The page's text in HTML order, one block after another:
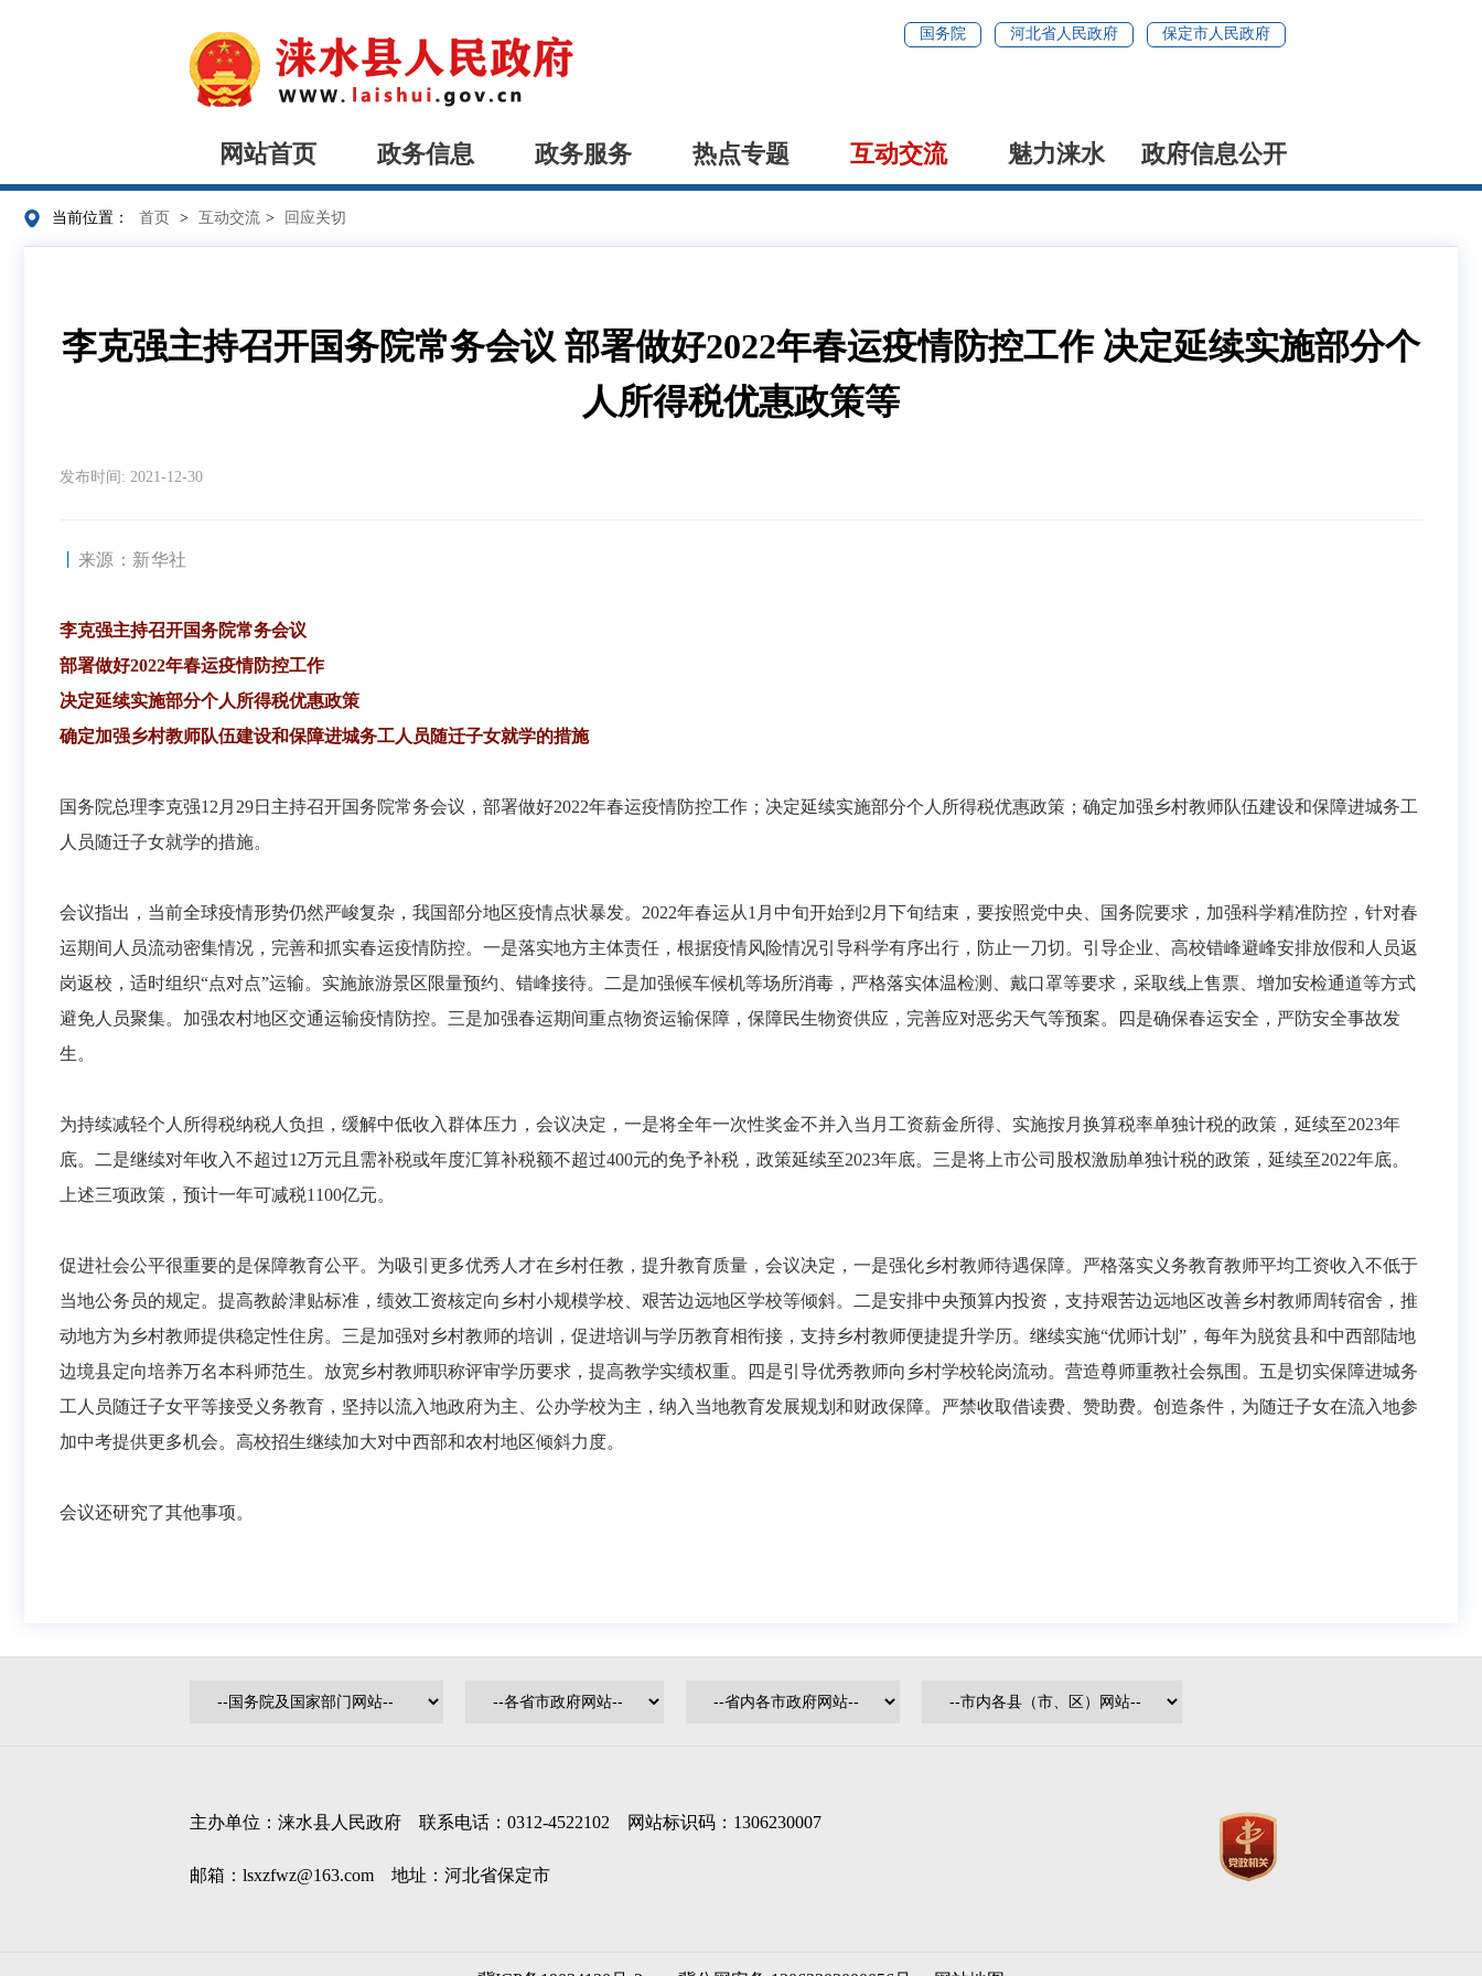
国务院 河北省人民政府 保定市人民政府
网站首页 政务信息 政务服务 热点专题 互动交流 魅力涞水 政府信息公开
当前位置： 首页 > 互动交流 > 回应关切
李克强主持召开国务院常务会议 部署做好2022年春运疫情防控工作 决定延续实施部分个
人所得税优惠政策等
发布时间: 2021-12-30
来源：新华社
李克强主持召开国务院常务会议
部署做好2022年春运疫情防控工作
决定延续实施部分个人所得税优惠政策
确定加强乡村教师队伍建设和保障进城务工人员随迁子女就学的措施
国务院总理李克强12月29日主持召开国务院常务会议，部署做好2022年春运疫情防控工作；决定延续实施部分个人所得税优惠政策；确定加强乡村教师队伍建设和保障进城务工
人员随迁子女就学的措施。
会议指出，当前全球疫情形势仍然严峻复杂，我国部分地区疫情点状暴发。2022年春运从1月中旬开始到2月下旬结束，要按照党中央、国务院要求，加强科学精准防控，针对春
运期间人员流动密集情况，完善和抓实春运疫情防控。一是落实地方主体责任，根据疫情风险情况引导科学有序出行，防止一刀切。引导企业、高校错峰避峰安排放假和人员返
岗返校，适时组织“点对点”运输。实施旅游景区限量预约、错峰接待。二是加强候车候机等场所消毒，严格落实体温检测、戴口罩等要求，采取线上售票、增加安检通道等方式
避免人员聚集。加强农村地区交通运输疫情防控。三是加强春运期间重点物资运输保障，保障民生物资供应，完善应对恶劣天气等预案。四是确保春运安全，严防安全事故发
生。
为持续减轻个人所得税纳税人负担，缓解中低收入群体压力，会议决定，一是将全年一次性奖金不并入当月工资薪金所得、实施按月换算税率单独计税的政策，延续至2023年
底。二是继续对年收入不超过12万元且需补税或年度汇算补税额不超过400元的免予补税，政策延续至2023年底。三是将上市公司股权激励单独计税的政策，延续至2022年底。
上述三项政策，预计一年可减税1100亿元。
促进社会公平很重要的是保障教育公平。为吸引更多优秀人才在乡村任教，提升教育质量，会议决定，一是强化乡村教师待遇保障。严格落实义务教育教师平均工资收入不低于
当地公务员的规定。提高教龄津贴标准，绩效工资核定向乡村小规模学校、艰苦边远地区学校等倾斜。二是安排中央预算内投资，支持艰苦边远地区改善乡村教师周转宿舍，推
动地方为乡村教师提供稳定性住房。三是加强对乡村教师的培训，促进培训与学历教育相衔接，支持乡村教师便捷提升学历。继续实施“优师计划”，每年为脱贫县和中西部陆地
边境县定向培养万名本科师范生。放宽乡村教师职称评审学历要求，提高教学实绩权重。四是引导优秀教师向乡村学校轮岗流动。营造尊师重教社会氛围。五是切实保障进城务
工人员随迁子女平等接受义务教育，坚持以流入地政府为主、公办学校为主，纳入当地教育发展规划和财政保障。严禁收取借读费、赞助费。创造条件，为随迁子女在流入地参
加中考提供更多机会。高校招生继续加大对中西部和农村地区倾斜力度。
会议还研究了其他事项。
主办单位：涞水县人民政府 联系电话：0312-4522102 网站标识码：1306230007
邮箱：lsxzfwz@163.com 地址：河北省保定市